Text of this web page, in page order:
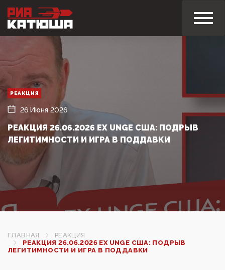
РЕАКЦИЯ
26 Июня 2026
РЕАКЦИЯ 26.06.2026 EX UNGE США: ПОДРЫВ
ЛЕГИТИМНОСТИ И ИГРА В ПОДДАВКИ
ГЛАВНАЯ
РЕАКЦИЯ
РЕАКЦИЯ 26.06.2026 EX UNGE США: ПОДРЫВ
ЛЕГИТИМНОСТИ И ИГРА В ПОДДАВКИ